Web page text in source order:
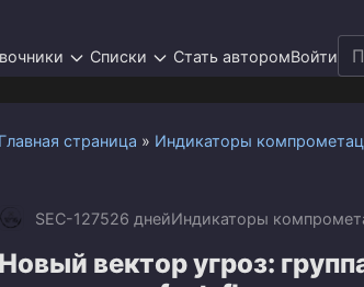
Списки Стать авторомВойти
Главная страница » Индикаторы
SEC-127526 днейИндикаторы
Новый вектор угроз: